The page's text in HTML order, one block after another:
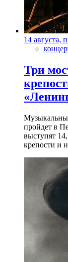
14 августа,
Три
пройдет в
выступят
крепости и